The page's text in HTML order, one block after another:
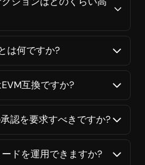
は何ですか?
互換ですか?
認を要求すべきですか?
ドを運用できますか?